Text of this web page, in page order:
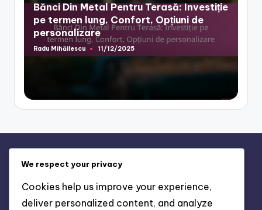
Bănci Din Metal Pentru Terasă: Investiție
pe termen lung, Confort, Opțiuni de
personalizare
Posted
by
Radu Mihăilescu 11/12/2025
Legal
Cookie Policy
Who We Are
We respect your privacy
Cookies help us improve your experience,
deliver personalized content, and analyze